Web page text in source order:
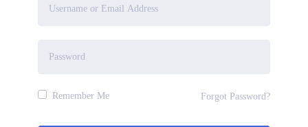
Remember Me Forgot Password?